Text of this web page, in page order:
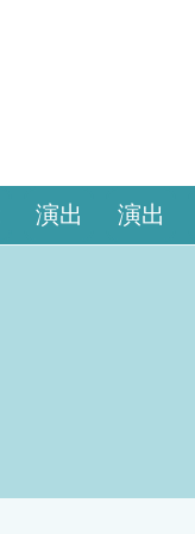
演出 演出